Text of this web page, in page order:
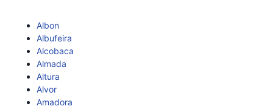
Albon
Albufeira
Alcobaca
Almada
Altura
Alvor
Amadora